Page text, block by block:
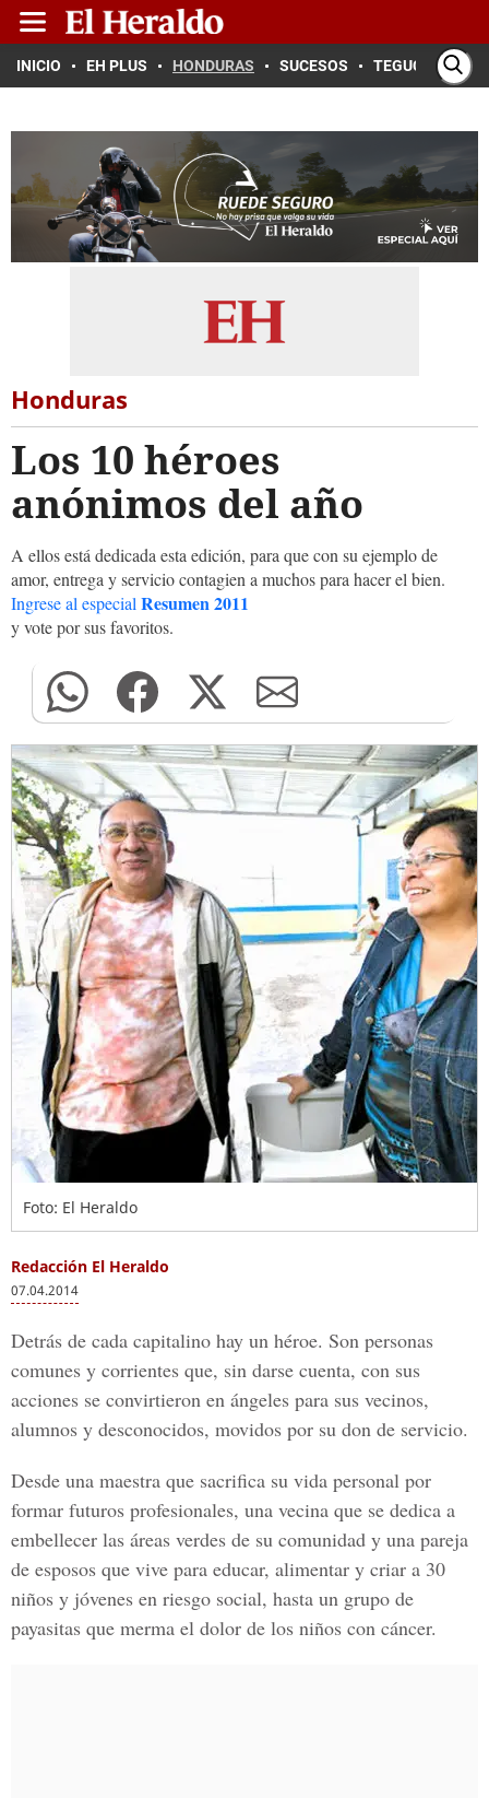
INICIO EH PLUS HONDURAS SUCESOS TEGUCIGALPA
Honduras
Los 10 héroes
anónimos del año
A ellos está dedicada esta edición, para que con su ejemplo de
amor, entrega y servicio contagien a muchos para hacer el bien.
Ingrese al especial Resumen 2011
y vote por sus favoritos.
Foto: El Heraldo
Redacción El Heraldo
07.04.2014
Detrás de cada capitalino hay un héroe. Son personas
comunes y corrientes que, sin darse cuenta, con sus
acciones se convirtieron en ángeles para sus vecinos,
alumnos y desconocidos, movidos por su don de servicio.
Desde una maestra que sacrifica su vida personal por
formar futuros profesionales, una vecina que se dedica a
embellecer las áreas verdes de su comunidad y una pareja
de esposos que vive para educar, alimentar y criar a 30
niños y jóvenes en riesgo social, hasta un grupo de
payasitas que merma el dolor de los niños con cáncer.